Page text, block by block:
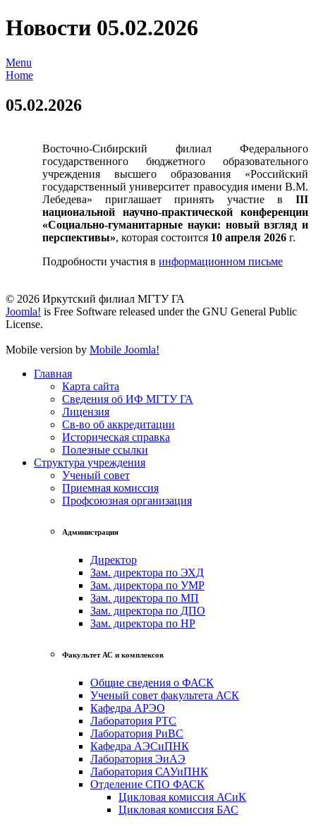
Новости 05.02.2026
Menu
Home
05.02.2026
Восточно-Сибирский филиал Федерального
государственного бюджетного образовательного
учреждения высшего образования «Российский
государственный университет правосудия имени В.М.
Лебедева» приглашает принять участие в III
национальной научно-практической конференции
«Социально-гуманитарные науки: новый взгляд и
перспективы», которая состоится 10 апреля 2026 г.
Подробности участия в информационном письме
© 2026 Иркутский филиал МГТУ ГА
Joomla! is Free Software released under the GNU General Public
License.
Mobile version by Mobile Joomla!
Главная
Карта сайта
Сведения об ИФ МГТУ ГА
Лицензия
Св-во об аккредитации
Историческая справка
Полезные ссылки
Структура учреждения
Ученый совет
Приемная комиссия
Профсоюзная организация
Администрация
Директор
Зам. директора по ЭХД
Зам. директора по УМР
Зам. директора по МП
Зам. директора по ДПО
Зам. директора по НР
Факультет АС и комплексов
Общие сведения о ФАСК
Ученый совет факультета АСК
Кафедра АРЭО
Лаборатория РТС
Лаборатория РиВС
Кафедра АЭСиПНК
Лаборатория ЭиАЭ
Лаборатория САУиПНК
Отделение СПО ФАСК
Цикловая комиссия АСиК
Цикловая комиссия БАС